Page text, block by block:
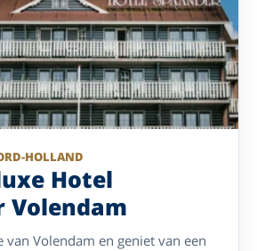
HOLLAND
Hotel
Volendam
van Volendam en geniet van een